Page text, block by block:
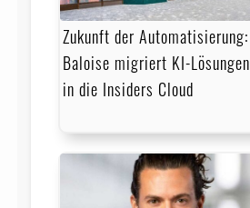
Zukunft der Automatisierung:
Baloise migriert KI-Lösungen
in die Insiders Cloud